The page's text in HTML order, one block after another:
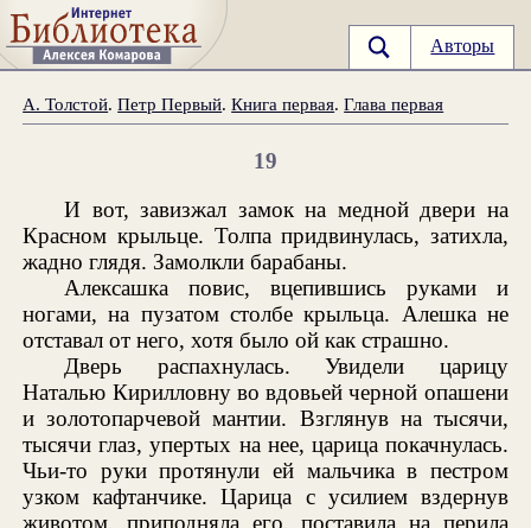
Авторы
А. Толстой.Петр Первый.Книга первая.Глава первая
19
И вот, завизжал замок на медной двери на
Красном крыльце. Толпа придвинулась, затихла,
жадно глядя. Замолкли барабаны.
Алексашка повис, вцепившись руками и
ногами, на пузатом столбе крыльца. Алешка не
отставал от него, хотя было ой как страшно.
Дверь распахнулась. Увидели царицу
Наталью Кирилловну во вдовьей черной опашени
и золотопарчевой мантии. Взглянув на тысячи,
тысячи глаз, упертых на нее, царица покачнулась.
Чьи-то руки протянули ей мальчика в пестром
узком кафтанчике. Царица с усилием вздернув
животом, приподняла его, поставила на перила